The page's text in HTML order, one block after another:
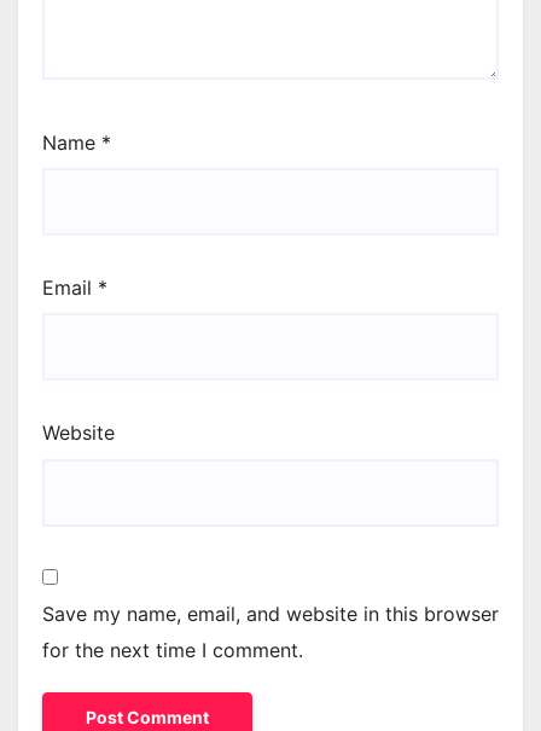
Name *
Email *
Website
Save my name, email, and website in this browser
for the next time I comment.